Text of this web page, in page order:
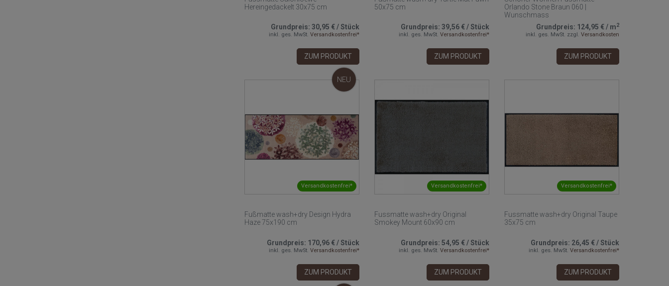
Hereingedackelt 30x75 cm
Grundpreis:30,95 €/Stück
inkl. ges. MwSt. Versandkostenfrei*
ZUM PRODUKT
50x75 cm
Grundpreis:39,56 €/Stück
inkl. ges. MwSt. Versandkostenfrei*
ZUM PRODUKT
Orlando Stone Braun 060 |
Wunschmass
Grundpreis: 124,95 €/ m2
inkl. ges. MwSt. zzgl. Versandkosten
ZUM PRODUKT
Versandkostenfrei*
NEU
Fußmatte wash+dry Design Hydra
Haze 75x190 cm
Grundpreis: 170,96 €/Stück
inkl. ges. MwSt. Versandkostenfrei*
ZUM PRODUKT
Versandkostenfrei*
Fussmatte wash+dry Original
Smokey Mount 60x90 cm
Grundpreis:54,95 €/Stück
inkl. ges. MwSt. Versandkostenfrei*
ZUM PRODUKT
Versandkostenfrei*
Fussmatte wash+dry Original Taupe
35x75 cm
Grundpreis: 26,45 €/Stück
inkl. ges. MwSt. Versandkostenfrei*
ZUM PRODUKT